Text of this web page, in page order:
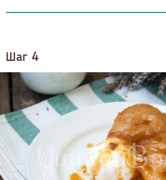
Шаг 4